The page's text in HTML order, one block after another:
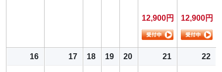
12,900円 12,900円
16 17 18 19 20 21 22